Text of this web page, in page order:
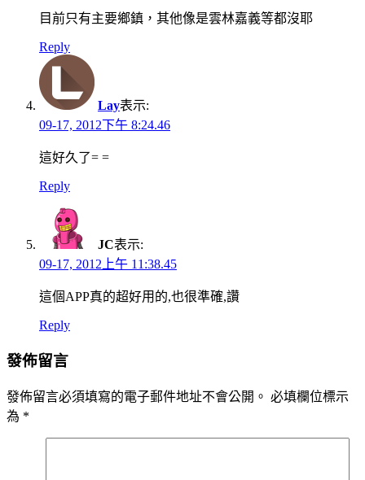
目前只有主要鄉鎮，其他像是雲林嘉義等都沒耶
Reply
Lay表示:
09-17, 2012下午 8:24.46
這好久了= =
Reply
JC表示:
09-17, 2012上午 11:38.45
這個APP真的超好用的,也很準確,讚
Reply
發佈留言
發佈留言必須填寫的電子郵件地址不會公開。 必填欄位標示
為 *